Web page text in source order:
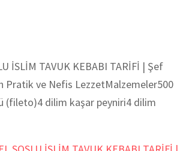
İSLİM TAVUK KEBABI TARİFİ | Şef
Pratik ve Nefis LezzetMalzemeler500
(fileto)4 dilim kaşar peyniri4 dilim